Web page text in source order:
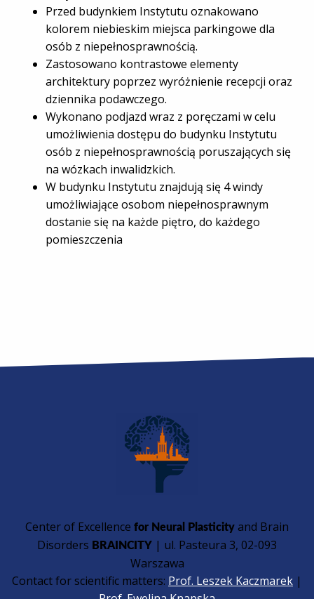
Przed budynkiem Instytutu oznakowano
kolorem niebieskim miejsca parkingowe dla
osób z niepełnosprawnością.
Zastosowano kontrastowe elementy
architektury poprzez wyróżnienie recepcji oraz
dziennika podawczego.
Wykonano podjazd wraz z poręczami w celu
umożliwienia dostępu do budynku Instytutu
osób z niepełnosprawnością poruszających się
na wózkach inwalidzkich.
W budynku Instytutu znajdują się 4 windy
umożliwiające osobom niepełnosprawnym
dostanie się na każde piętro, do każdego
pomieszczenia
Center of Excellence for Neural Plasticity and Brain
Disorders BRAINCITY | ul. Pasteura 3, 02-093
Warszawa
Contact for scientific matters: Prof. Leszek Kaczmarek |